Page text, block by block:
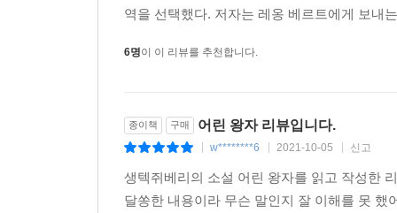
역을 선택했다. 저자는 레옹 베르트에게 보내
6명이 이 리뷰를 추천합니다.
종이책 구매 어린 왕자 리뷰입니다.
w********6 2021-10-05 신고
생텍쥐베리의 소설 어린 왕자를 읽고 작성한
달쏭한 내용이라 무슨 말인지 잘 이해를 못